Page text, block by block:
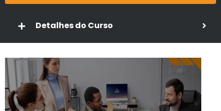
Detalhes do Curso